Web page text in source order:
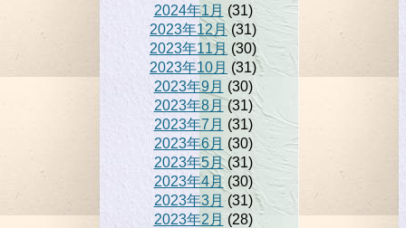
2024年1月 (31)
2023年12月(31)
2023年11月 (30)
2023年10月 (31)
2023年9月 (30)
2023年8月 (31)
2023年7月 (31)
2023年6月 (30)
2023年5月(31)
2023年4月(30)
2023年3月 (31)
2023年2月(28)